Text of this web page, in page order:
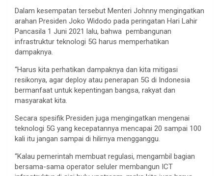
Dalam kesempatan tersebut Menteri Johnny mengingatkan
arahan Presiden Joko Widodo pada peringatan Hari Lahir
Pancasila 1 Juni 2021 lalu, bahwa pembangunan
infrastruktur teknologi 5G harus memperhatikan
dampaknya.
“Harus kita perhatikan dampaknya dan kita mitigasi
resikonya, agar deploy atau penerapan 5G di Indonesia
bermanfaat untuk kepentingan bangsa, rakyat dan
masyarakat kita.
Secara spesifik Presiden juga mengingatkan mengenai
teknologi 5G yang kecepatannya mencapai 20 sampai 100
kali itu jangan sampai di hilirnya mengganggu.
“Kalau pemerintah membuat regulasi, mengambil bagian
bersama-sama operator seluler membangun ICT